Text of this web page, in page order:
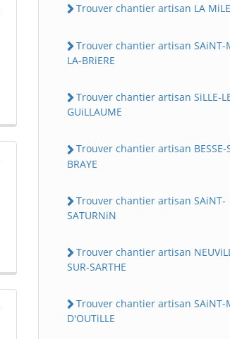
Trouver chantier artisan LA
Trouver chantier artisan SAiNT-
LA-BRiERE
Trouver chantier artisan SiLLE-
GUiLLAUME
Trouver chantier artisan BESSE-
BRAYE
Trouver chantier artisan SAiNT-
SATURNiN
Trouver chantier artisan
SUR-SARTHE
Trouver chantier artisan SAiNT-
D'OUTiLLE